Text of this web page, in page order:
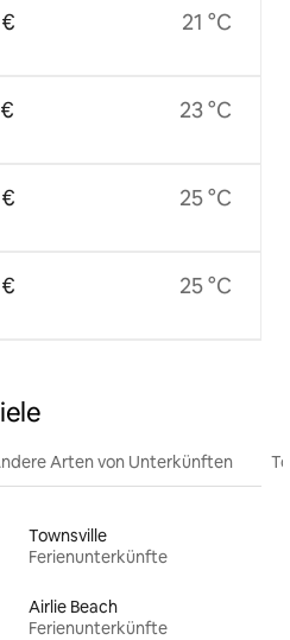
21 °C
23 °C
25 °C
25 °C
Arten von Unterkünften
Townsville
Ferienunterkünfte
Airlie Beach
Ferienunterkünfte